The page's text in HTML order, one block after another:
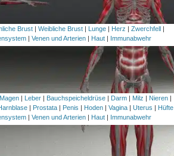
Brust |Weibliche Brust | Lunge | Herz |Zwerchfell |
| Venen und Arterien| Haut| Immunabwehr
Magen | Leber | Bauchspeicheldrüse | Darm | Milz | Nieren |
| Prostata | Penis | Hoden |Vagina |Uterus | Hüfte
| Venen und Arterien| Haut| Immunabwehr